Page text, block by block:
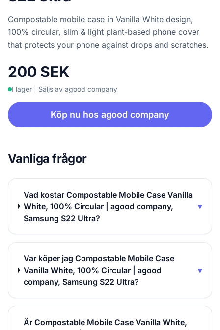
Compostable mobile case in Vanilla White design,
100% circular, slim & light plant-based phone cover
that protects your phone against drops and scratches.
200 SEK
I lager Säljs av agood company
Köp nu hos agood company
Vanliga frågor
Vad kostar Compostable Mobile Case Vanilla
White, 100% Circular | agood company,
Samsung S22 Ultra?
▾
Var köper jag Compostable Mobile Case
Vanilla White, 100% Circular | agood
company, Samsung S22 Ultra?
▾
Är Compostable Mobile Case Vanilla White,